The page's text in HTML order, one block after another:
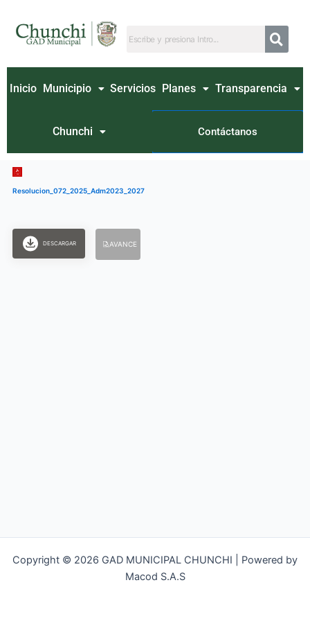
contenido
Inicio Municipio Servicios Planes Transparencia
Chunchi Contáctanos
Resolucion_072_2025_Adm2023_2027
DESCARGAR AVANCE
Copyright © 2026 GAD MUNICIPAL CHUNCHI | Powered by
Macod S.A.S